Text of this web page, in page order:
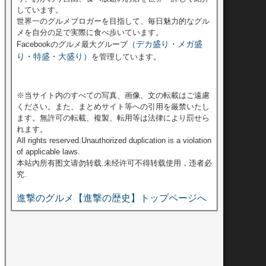
しています。
世界一のグルメブロガーを目指して、毎日魅力的なグル
メを自分の足で実際に食べ歩いています。
Facebookのグルメ最大グループ（デカ盛り・メガ盛
り・特盛・大盛り） を管理しています。
※当サイト内のすべての写真、画像、文の転載はご遠慮
ください。また、まとめサイト等への引用を厳禁いたし
ます。無許可の転載、複製、転用等は法律により罰せら
れます。
All rights reserved.Unauthorized duplication is a violation
of applicable laws.
本站內所有图文请勿转载.未经许可不得转载使用，违者必
究.
進撃のグルメ【進撃の歴史】トップページへ